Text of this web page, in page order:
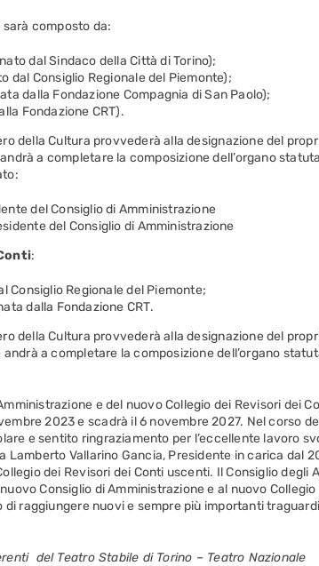
sarà composto da:
dal Sindaco della Città di Torino);
dal Consiglio Regionale del Piemonte);
dalla Fondazione Compagnia di San Paolo);
Fondazione CRT).
della Cultura provvederà alla designazione del
a completare la composizione dell’organo
del Consiglio di Amministrazione
del Consiglio di Amministrazione
:
Consiglio Regionale del Piemonte;
dalla Fondazione CRT.
della Cultura provvederà alla designazione del
a completare la composizione dell’organo
e del nuovo Collegio dei Revisori dei
2023 e scadrà il 6 novembre 2027. Nel corso
e sentito ringraziamento per l’eccellente lavoro
Lamberto Vallarino Gancia, Presidente in carica dal
dei Revisori dei Conti uscenti. Il Consiglio degli
Consiglio di Amministrazione e al nuovo
di raggiungere nuovi e sempre più importanti
del Teatro Stabile di Torino – Teatro Nazionale